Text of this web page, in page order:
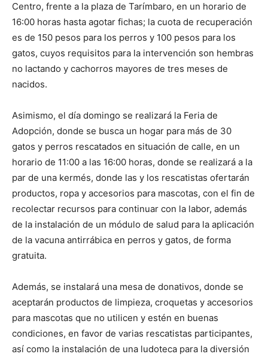
Centro, frente a la plaza de Tarímbaro, en un horario de
16:00 horas hasta agotar fichas; la cuota de recuperación
es de 150 pesos para los perros y 100 pesos para los
gatos, cuyos requisitos para la intervención son hembras
no lactando y cachorros mayores de tres meses de
nacidos.
Asimismo, el día domingo se realizará la Feria de
Adopción, donde se busca un hogar para más de 30
gatos y perros rescatados en situación de calle, en un
horario de 11:00 a las 16:00 horas, donde se realizará a la
par de una kermés, donde las y los rescatistas ofertarán
productos, ropa y accesorios para mascotas, con el fin de
recolectar recursos para continuar con la labor, además
de la instalación de un módulo de salud para la aplicación
de la vacuna antirrábica en perros y gatos, de forma
gratuita.
Además, se instalará una mesa de donativos, donde se
aceptarán productos de limpieza, croquetas y accesorios
para mascotas que no utilicen y estén en buenas
condiciones, en favor de varias rescatistas participantes,
así como la instalación de una ludoteca para la diversión